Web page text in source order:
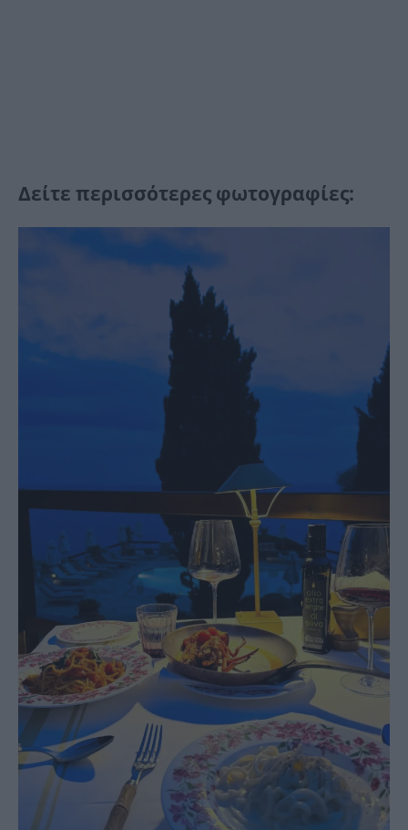
Δείτε περισσότερες φωτογραφίες: